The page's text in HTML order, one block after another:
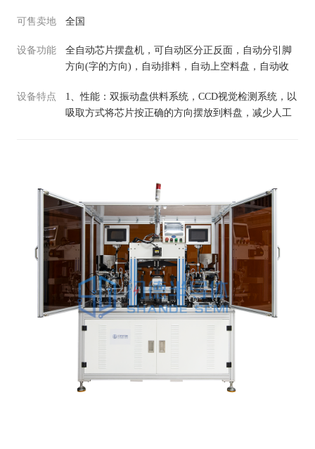
可售卖地 全国
设备功能
全自动芯片摆盘机，可自动区分正反面，自动分引脚
方向(字的方向)，自动排料，自动上空料盘，自动收
片规格，可定制特殊规格芯片，适用于SMT生产线，
检测机构，电子、电器、通讯等行业。此设备可用于
设备特点
1、性能：双振动盘供料系统，CCD视觉检测系统，以
吸取方式将芯片按正确的方向摆放到料盘，减少人工